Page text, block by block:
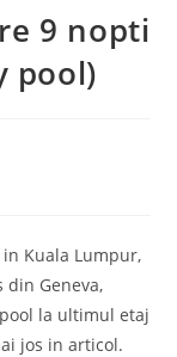
9 nopti
pool)
Kuala Lumpur,
Geneva,
la ultimul etaj
jos in articol.